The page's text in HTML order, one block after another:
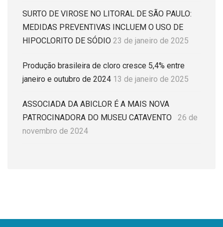
SURTO DE VIROSE NO LITORAL DE SÃO PAULO:
MEDIDAS PREVENTIVAS INCLUEM O USO DE
HIPOCLORITO DE SÓDIO 23 de janeiro de 2025
Produção brasileira de cloro cresce 5,4% entre
janeiro e outubro de 2024 13 de janeiro de 2025
ASSOCIADA DA ABICLOR É A MAIS NOVA
PATROCINADORA DO MUSEU CATAVENTO
26 de
novembro de 2024